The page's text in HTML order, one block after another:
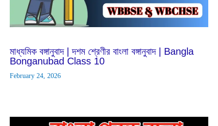
মাধ্যমিক বঙ্গানুবাদ | দশম শ্রেণীর বাংলা বঙ্গানুবাদ | Bangla
Bonganubad Class 10
February 24, 2026